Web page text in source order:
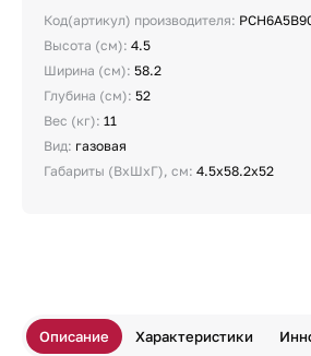
Код(артикул) производителя:
Высота (см): 4.5
Ширина (см): 58.2
Глубина (см): 52
Вес (кг): 11
Вид: газовая
Габариты (ВхШхГ), см: 4.5х58.2х52
Описание Характеристики